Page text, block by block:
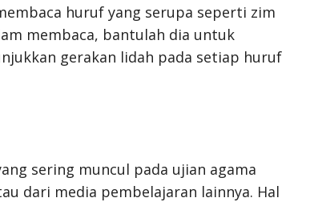
huruf yang serupa seperti zim
membaca, bantulah dia untuk
gerakan lidah pada setiap huruf
sering muncul pada ujian agama
dari media pembelajaran lainnya. Hal